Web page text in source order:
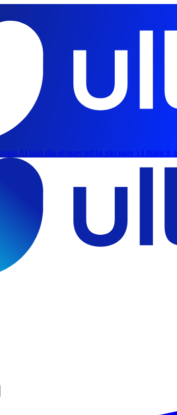
AI toàn cầu sẽ quay trở lại vào ngày 13 tháng 9,